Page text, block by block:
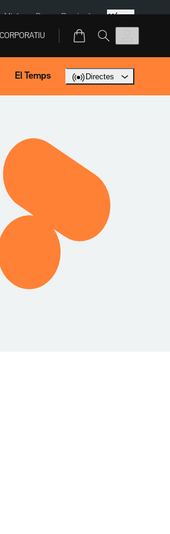
Miró eBay Perpinyà Més
CORPORATIU
El Temps Directes